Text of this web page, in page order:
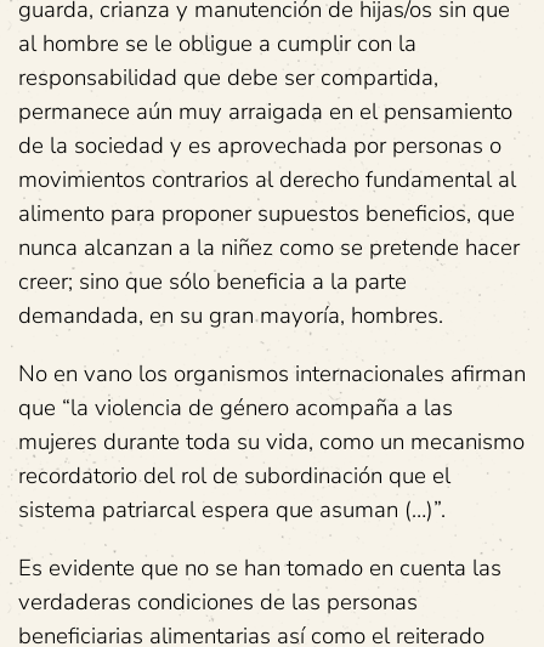
guarda, crianza y manutención de hijas/os sin que
al hombre se le obligue a cumplir con la
responsabilidad que debe ser compartida,
permanece aún muy arraigada en el pensamiento
de la sociedad y es aprovechada por personas o
movimientos contrarios al derecho fundamental al
alimento para proponer supuestos beneficios, que
nunca alcanzan a la niñez como se pretende hacer
creer; sino que sólo beneficia a la parte
demandada, en su gran mayoría, hombres.
No en vano los organismos internacionales afirman
que “la violencia de género acompaña a las
mujeres durante toda su vida, como un mecanismo
recordatorio del rol de subordinación que el
sistema patriarcal espera que asuman (…)”.
Es evidente que no se han tomado en cuenta las
verdaderas condiciones de las personas
beneficiarias alimentarias así como el reiterado